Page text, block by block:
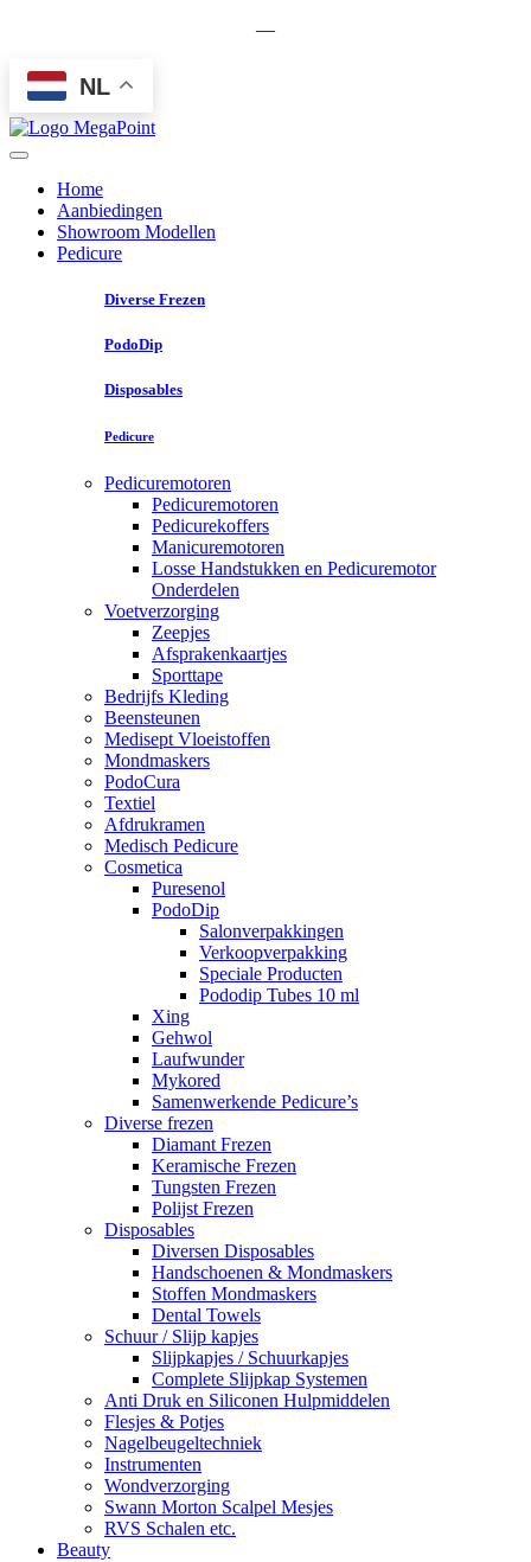
—
NL
Home
Aanbiedingen
Showroom Modellen
Pedicure
Diverse Frezen
PodoDip
Disposables
Pedicure
Pedicuremotoren
Pedicuremotoren
Pedicurekoffers
Manicuremotoren
Losse Handstukken en Pedicuremotor
Onderdelen
Voetverzorging
Zeepjes
Afsprakenkaartjes
Sporttape
Bedrijfs Kleding
Beensteunen
Medisept Vloeistoffen
Mondmaskers
PodoCura
Textiel
Afdrukramen
Medisch Pedicure
Cosmetica
Puresenol
PodoDip
Salonverpakkingen
Verkoopverpakking
Speciale Producten
Pododip Tubes 10 ml
Xing
Gehwol
Laufwunder
Mykored
Samenwerkende Pedicure’s
Diverse frezen
Diamant Frezen
Keramische Frezen
Tungsten Frezen
Polijst Frezen
Disposables
Diversen Disposables
Handschoenen & Mondmaskers
Stoffen Mondmaskers
Dental Towels
Schuur / Slijp kapjes
Slijpkapjes / Schuurkapjes
Complete Slijpkap Systemen
Anti Druk en Siliconen Hulpmiddelen
Flesjes & Potjes
Nagelbeugeltechniek
Instrumenten
Wondverzorging
Swann Morton Scalpel Mesjes
RVS Schalen etc.
Beauty